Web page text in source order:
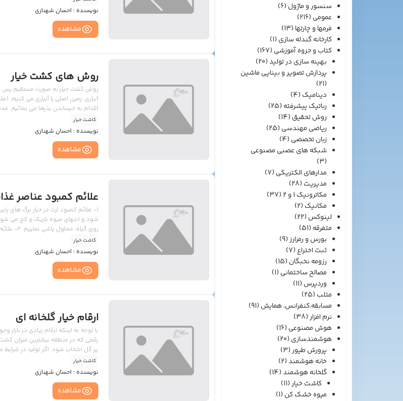
سنسور و ماژول(6)
عمومی(216)
فرمها و چارتها(13)
کارخانه گندله سازی(1)
کتاب و جزوه آموزشی(167)
بهینه سازی در تولید(20)
پردازش تصویر و بینایی ماشین
(21)
دینامیک(4)
رباتیک پیشرفته(25)
روش تحقیق(14)
ریاضی مهندسی(25)
زبان تخصصی(4)
شبکه های عصبی مصنوعی
(3)
مدارهای الکتریکی(7)
مدیریت(28)
مکاترونیک 1 و 2
(37)
مکانیک(2)
لینوکس(22)
متفرقه(51)
بورس و رمزارز(9)
ثبت اختراع(7)
رزومه نخبگان(15)
مصالح ساختمانی(1)
وردپرس(11)
متلب(25)
مسابقه،کنفرانس، همایش(91)
نرم افزار(38)
هوش مصنوعی(16)
هوشمندسازی(20)
پرورش طیور(3)
خانه هوشمند(2)
گلخانه هوشمند(14)
کاشت خیار(11)
میوه خشک کن(1)
نویسنده : احسان شهنازی
مشاهده
روش های کشت خیار
روش کشت خیار به صورت مستقیم پس
آبیاری، زمین اصلی را آبیاری می کنیم.
نقاط کشت را انتخاب می کنیم. نکته
کاشت خیار
نویسنده : احسان شهنازی
مشاهده
علائم کمبود عناصر
1- علائم کمبود ازت در خیار برگ های
روی
ترین برگ بوته خیار، زرد می شود در
کاشت خیار
نویسنده : احسان شهنازی
مشاهده
ارقام خیار گلخانه ای
با توجه به اینکه ارقام زیادی در بازار
رقمی که در منطقه بیشترین میزان
پر گل انتخاب شود. اگر تولید در
سعی شود بازار مصرف مد نظر قرار گیرد
رقم ،آلودگی های منطقه مد […]
کاشت خیار
نویسنده : احسان شهنازی
مشاهده